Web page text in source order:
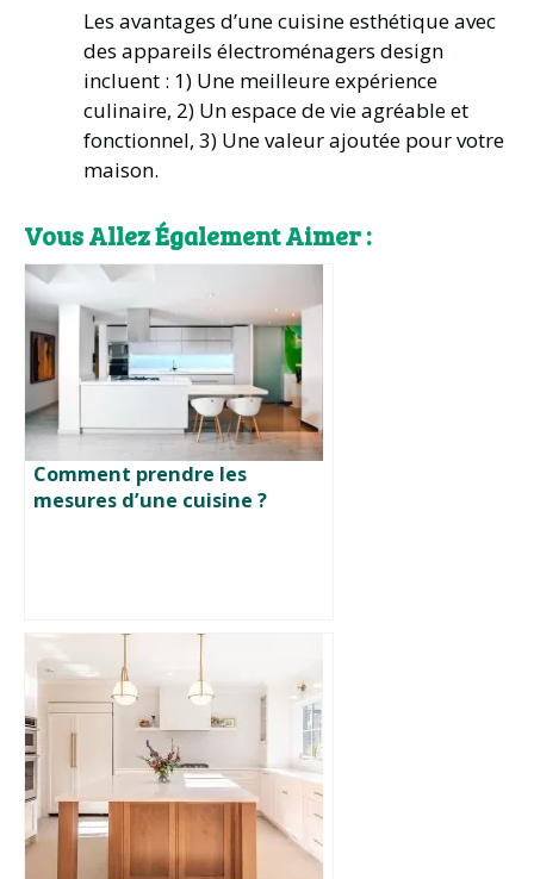
Les avantages d’une cuisine esthétique avec
des appareils électroménagers design
incluent : 1) Une meilleure expérience
culinaire, 2) Un espace de vie agréable et
fonctionnel, 3) Une valeur ajoutée pour votre
maison.
Vous Allez Également Aimer :
Comment prendre les
mesures d’une cuisine ?